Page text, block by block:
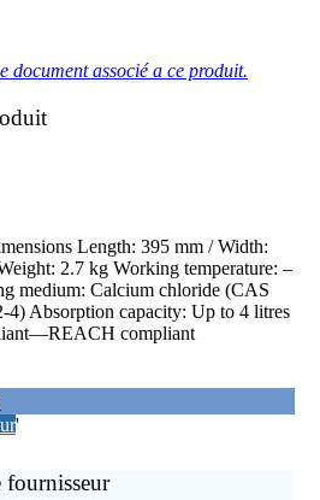
document associé a ce produit.
Length: 395 mm / Width:
2.7 kg Working temperature: –
medium: Calcium chloride (CAS
4) Absorption capacity: Up to 4 litres
compliant
'
fournisseur